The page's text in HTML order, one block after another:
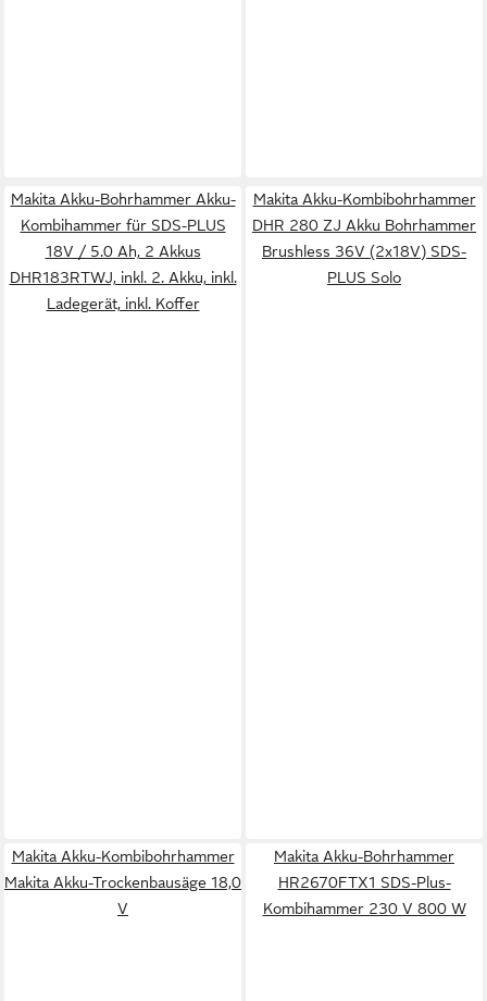
Makita Akku-Bohrhammer Akku-
Kombihammer für SDS-PLUS
18V / 5.0 Ah, 2 Akkus
DHR183RTWJ, inkl. 2. Akku, inkl.
Ladegerät, inkl. Koffer
Makita Akku-Kombibohrhammer
DHR 280 ZJ Akku Bohrhammer
Brushless 36V (2x18V) SDS-
PLUS Solo
Makita Akku-Kombibohrhammer
Makita Akku-Trockenbausäge 18,0
V
Makita Akku-Bohrhammer
HR2670FTX1 SDS-Plus-
Kombihammer 230 V 800 W